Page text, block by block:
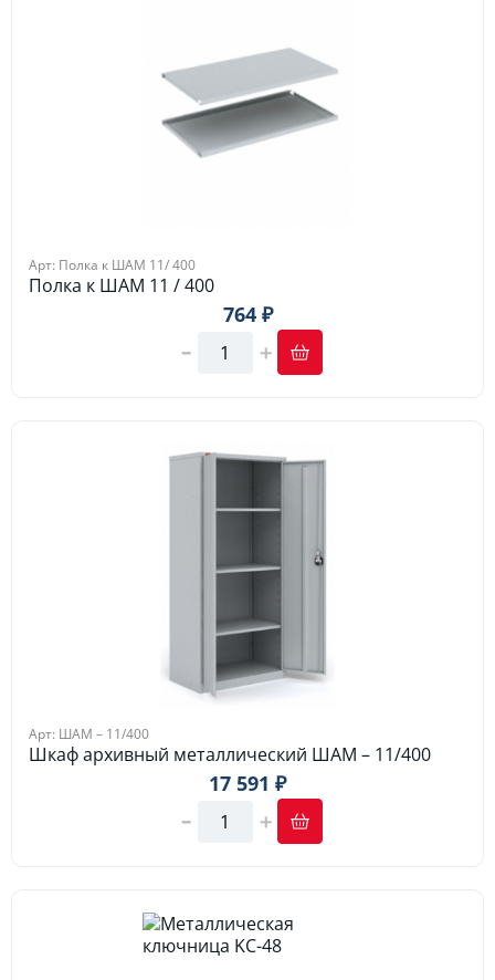
Арт: Полка к ШАМ 11/ 400
Полка к ШАМ 11 / 400
764 ₽
Арт: ШАМ – 11/400
Шкаф архивный металлический ШАМ – 11/400
17 591 ₽